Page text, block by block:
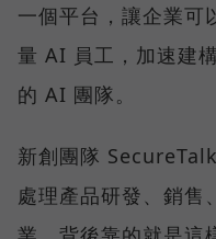
一個平台，讓企業可
量 AI 員工，加速建
的 AI 團隊。
新創團隊
處理產品研發、銷售